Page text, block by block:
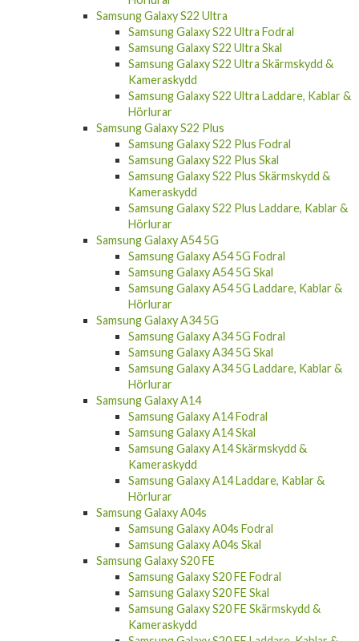
Samsung Galaxy S22 Ultra
Samsung Galaxy S22 Ultra Fodral
Samsung Galaxy S22 Ultra Skal
Samsung Galaxy S22 Ultra Skärmskydd &
Kameraskydd
Samsung Galaxy S22 Ultra Laddare, Kablar &
Hörlurar
Samsung Galaxy S22 Plus
Samsung Galaxy S22 Plus Fodral
Samsung Galaxy S22 Plus Skal
Samsung Galaxy S22 Plus Skärmskydd &
Kameraskydd
Samsung Galaxy S22 Plus Laddare, Kablar &
Hörlurar
Samsung Galaxy A54 5G
Samsung Galaxy A54 5G Fodral
Samsung Galaxy A54 5G Skal
Samsung Galaxy A54 5G Laddare, Kablar &
Hörlurar
Samsung Galaxy A34 5G
Samsung Galaxy A34 5G Fodral
Samsung Galaxy A34 5G Skal
Samsung Galaxy A34 5G Laddare, Kablar &
Hörlurar
Samsung Galaxy A14
Samsung Galaxy A14 Fodral
Samsung Galaxy A14 Skal
Samsung Galaxy A14 Skärmskydd &
Kameraskydd
Samsung Galaxy A14 Laddare, Kablar &
Hörlurar
Samsung Galaxy A04s
Samsung Galaxy A04s Fodral
Samsung Galaxy A04s Skal
Samsung Galaxy S20 FE
Samsung Galaxy S20 FE Fodral
Samsung Galaxy S20 FE Skal
Samsung Galaxy S20 FE Skärmskydd &
Kameraskydd